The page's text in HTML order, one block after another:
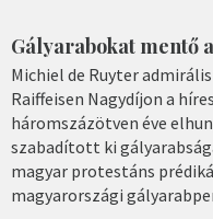
Gályarabokat mentő
Michiel de Ruyter
Raiffeisen Nagydíjon a
háromszázötven éve
szabadított ki
magyar protestáns
magyarországi